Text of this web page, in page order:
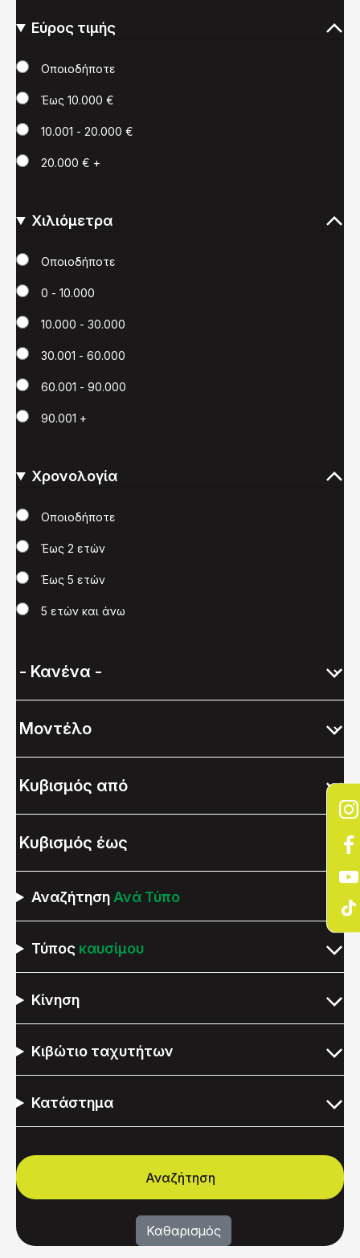
Εύρος τιμής
ΤιμήΟποιοδήποτε
Έως 10.000 €
10.001 - 20.000 €
20.000 € +
Χιλιόμετρα
Χιλιόμετρα
Οποιοδήποτε
0 - 10.000
10.000 - 30.000
30.001 - 60.000
60.001 - 90.000
90.001 +
Χρονολογία
Χρονολογία
Οποιοδήποτε
Έως 2 ετών
Έως 5 ετών
5 ετών και άνω
Αναζήτηση Ανά Τύπο
Τύπος καυσίμου
Κίνηση
Κιβώτιο ταχυτήτων
Κατάστημα